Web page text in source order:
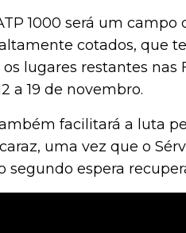
1000 será um
cotados, que
lugares restantes nas
a 19 de novembro.
facilitará a luta
uma vez que o
segundo espera